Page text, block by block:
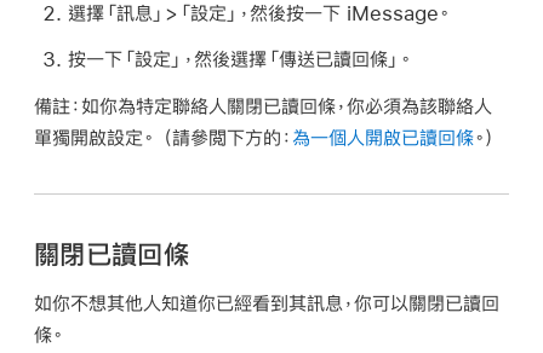
選擇「訊息」>「設定」，然後按一下 iMessage。
按一下「設定」，然後選擇「傳送已讀回條」。
備註：如你為特定聯絡人關閉已讀回條，你必須為該聯絡人
單獨開啟設定。 （請參閲下方的： 為一個人開啟已讀回條。）
關閉已讀回條
如你不想其他人知道你已經看到其訊息，你可以關閉已讀回
條。